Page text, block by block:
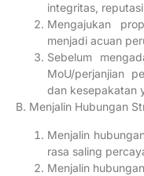
integritas,
Mengajukan
menjadi acuan
Sebelum
MoU/perjanjian
dan kesepakatan
B. Menjalin Hubungan
Menjalin
rasa saling
Menjalin